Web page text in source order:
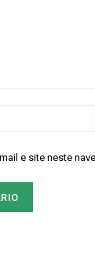
e site neste